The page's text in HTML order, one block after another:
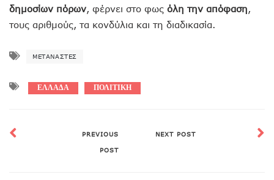
δημοσίων πόρων, φέρνει στο φως όλη την απόφαση,
τους αριθμούς, τα κονδύλια και τη διαδικασία.
ΜΕΤΑΝΆΣΤΕΣ
ΕΛΛΑΔΑ ΠΟΛΙΤΙΚΗ
PREVIOUS
POST
NEXT POST